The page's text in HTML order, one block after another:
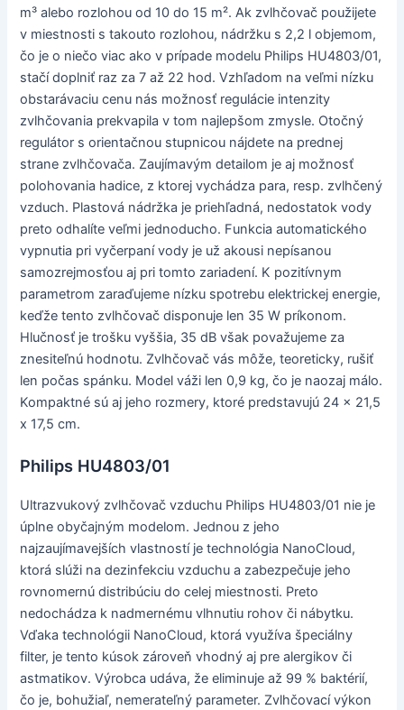
m³ alebo rozlohou od 10 do 15 m². Ak zvlhčovač použijete
v miestnosti s takouto rozlohou, nádržku s 2,2 l objemom,
čo je o niečo viac ako v prípade modelu Philips HU4803/01,
stačí doplniť raz za 7 až 22 hod. Vzhľadom na veľmi nízku
obstarávaciu cenu nás možnosť regulácie intenzity
zvlhčovania prekvapila v tom najlepšom zmysle. Otočný
regulátor s orientačnou stupnicou nájdete na prednej
strane zvlhčovača. Zaujímavým detailom je aj možnosť
polohovania hadice, z ktorej vychádza para, resp. zvlhčený
vzduch. Plastová nádržka je priehľadná, nedostatok vody
preto odhalíte veľmi jednoducho. Funkcia automatického
vypnutia pri vyčerpaní vody je už akousi nepísanou
samozrejmosťou aj pri tomto zariadení. K pozitívnym
parametrom zaraďujeme nízku spotrebu elektrickej energie,
keďže tento zvlhčovač disponuje len 35 W príkonom.
Hlučnosť je trošku vyššia, 35 dB však považujeme za
znesiteľnú hodnotu. Zvlhčovač vás môže, teoreticky, rušiť
len počas spánku. Model váži len 0,9 kg, čo je naozaj málo.
Kompaktné sú aj jeho rozmery, ktoré predstavujú 24 x 21,5
x 17,5 cm.
Philips HU4803/01
Ultrazvukový zvlhčovač vzduchu Philips HU4803/01 nie je
úplne obyčajným modelom. Jednou z jeho
najzaujímavejších vlastností je technológia NanoCloud,
ktorá slúži na dezinfekciu vzduchu a zabezpečuje jeho
rovnomernú distribúciu do celej miestnosti. Preto
nedochádza k nadmernému vlhnutiu rohov či nábytku.
Vďaka technológii NanoCloud, ktorá využíva špeciálny
filter, je tento kúsok zároveň vhodný aj pre alergikov či
astmatikov. Výrobca udáva, že eliminuje až 99 % baktérií,
čo je, bohužiaľ, nemerateľný parameter. Zvlhčovací výkon